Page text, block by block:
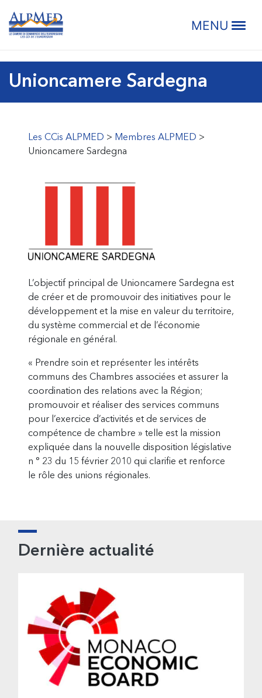
à
la
principale
au
contenu
à
la
latérale
principale
au
pied
page
LES
MENU
Unioncamere Sardegna
Les CCis ALPMED > Membres ALPMED >
Unioncamere Sardegna
L’objectif principal de Unioncamere Sardegna est
de créer et de promouvoir des initiatives pour le
développement et la mise en valeur du territoire,
du système commercial et de l’économie
régionale en général.
« Prendre soin et représenter les intérêts
communs des Chambres associées et assurer la
coordination des relations avec la Région;
promouvoir et réaliser des services communs
pour l’exercice d’activités et de services de
compétence de chambre » telle est la mission
expliquée dans la nouvelle disposition législative
n ° 23 du 15 février 2010 qui clarifie et renforce
le rôle des unions régionales.
Barre
latérale
Dernière actualité